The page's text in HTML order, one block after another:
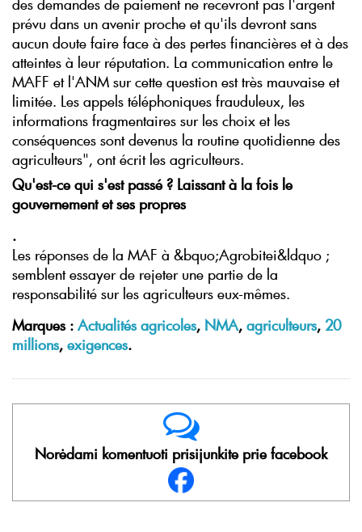
des demandes de paiement ne recevront pas l'argent
prévu dans un avenir proche et qu'ils devront sans
aucun doute faire face à des pertes financières et à des
atteintes à leur réputation. La communication entre le
MAFF et l'ANM sur cette question est très mauvaise et
limitée. Les appels téléphoniques frauduleux, les
informations fragmentaires sur les choix et les
conséquences sont devenus la routine quotidienne des
agriculteurs", ont écrit les agriculteurs.
Qu'est-ce qui s'est passé ? Laissant à la fois le
gouvernement et ses propres
.
Les réponses de la MAF à &bquo;Agrobitei&ldquo ;
semblent essayer de rejeter une partie de la
responsabilité sur les agriculteurs eux-mêmes.
Marques : Actualités agricoles, NMA, agriculteurs, 20
millions, exigences.
Norėdami komentuoti prisijunkite prie facebook